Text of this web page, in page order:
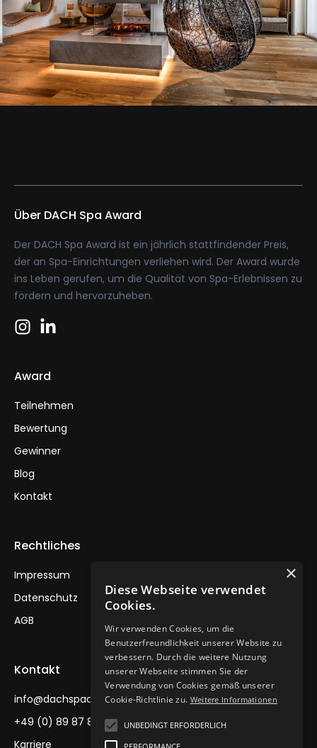
Über DACH Spa Award
Der DACH Spa Award ist ein jährlich stattfindender Preis,
der an Spa-Einrichtungen verliehen wird. Der Award wurde
ins Leben gerufen, um die Qualität von Spa-Erlebnissen zu
fördern und hervorzuheben.
Award
Teilnehmen
Bewertung
Gewinner
Blog
Kontakt
Rechtliches
Impressum
Datenschutz
AGB
Kontakt
info@dachspaawards.de
+49 (0) 89 87 88 30
Karriere
×
Diese Webseite verwendet
Cookies.
Wir verwenden Cookies, um die
Benutzerfreundlichkeit unserer Website zu
verbessern. Durch die weitere Nutzung
unserer Webseite stimmen Sie der
Verwendung von Cookies gemäß unserer
Cookie-Richtlinie zu. Weitere Informationen
UNBEDINGT ERFORDERLICH